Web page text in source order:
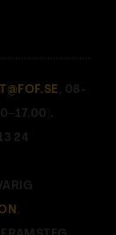
, 08-
24
.